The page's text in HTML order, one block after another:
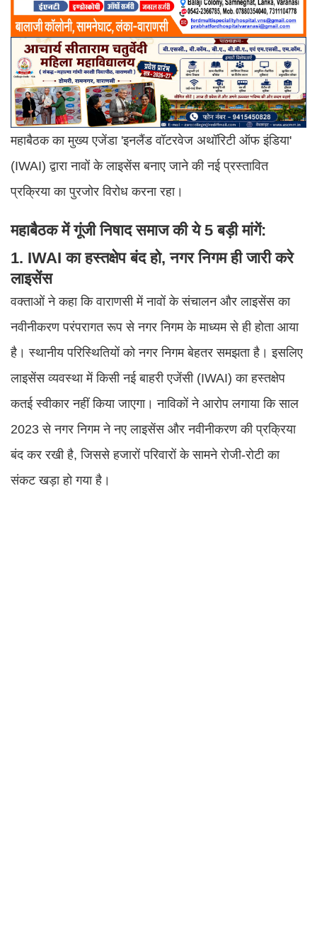
महाबैठक का मुख्य एजेंडा 'इनलैंड वॉटरवेज अथॉरिटी ऑफ इंडिया'
(IWAI) द्वारा नावों के लाइसेंस बनाए जाने की नई प्रस्तावित
प्रक्रिया का पुरजोर विरोध करना रहा।
महाबैठक में गूंजी निषाद समाज की ये 5 बड़ी मांगें:
1. IWAI का हस्तक्षेप बंद हो, नगर निगम ही जारी करे
लाइसेंस
वक्ताओं ने कहा कि वाराणसी में नावों के संचालन और लाइसेंस का
नवीनीकरण परंपरागत रूप से नगर निगम के माध्यम से ही होता आया
है। स्थानीय परिस्थितियों को नगर निगम बेहतर समझता है। इसलिए
लाइसेंस व्यवस्था में किसी नई बाहरी एजेंसी (IWAI) का हस्तक्षेप
कतई स्वीकार नहीं किया जाएगा। नाविकों ने आरोप लगाया कि साल
2023 से नगर निगम ने नए लाइसेंस और नवीनीकरण की प्रक्रिया
बंद कर रखी है, जिससे हजारों परिवारों के सामने रोजी-रोटी का
संकट खड़ा हो गया है।